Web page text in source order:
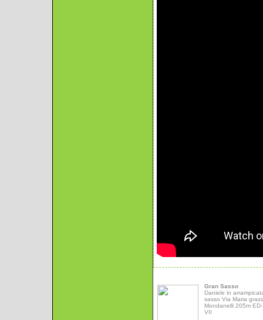
Gran Sasso
Daniele in
sasso Via Maria
Mondanelli 205m
VII